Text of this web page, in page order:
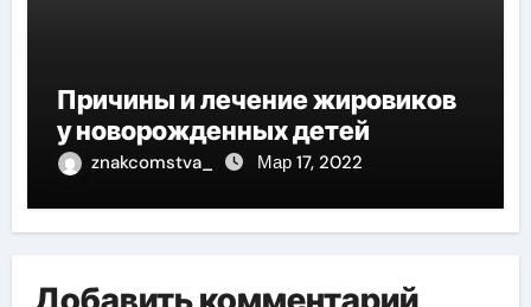
Причины и лечение жировиков
у новорожденных детей
znakcomstva_ Мар 17, 2022